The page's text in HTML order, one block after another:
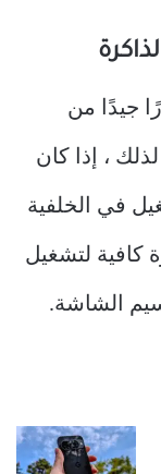
جيدًا من
، إذا كان
في الخلفية
كافية لتشغيل
الشاشة.